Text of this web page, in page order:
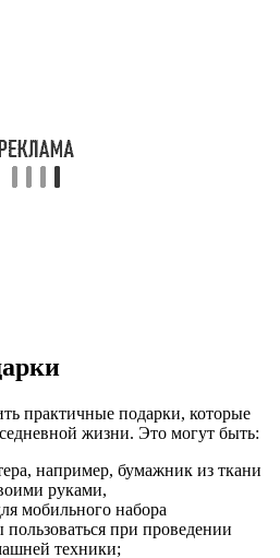
практичные подарки, которые
жизни. Это могут быть:
например, бумажник из ткани
руками,
мобильного набора
при проведении
техники;